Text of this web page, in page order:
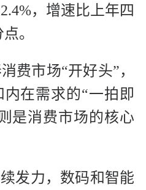
，增速比上年四
。
费市场“开好头”，
在需求的“一拍即
是消费市场的核心
发力，数码和智能